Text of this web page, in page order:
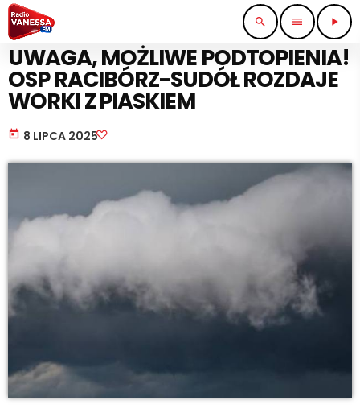
search menu play_arrow
STRAŻ I POLICJA
UWAGA, MOŻLIWE PODTOPIENIA!
OSP RACIBÓRZ-SUDÓŁ ROZDAJE
WORKI Z PIASKIEM
today 8 LIPCA 2025